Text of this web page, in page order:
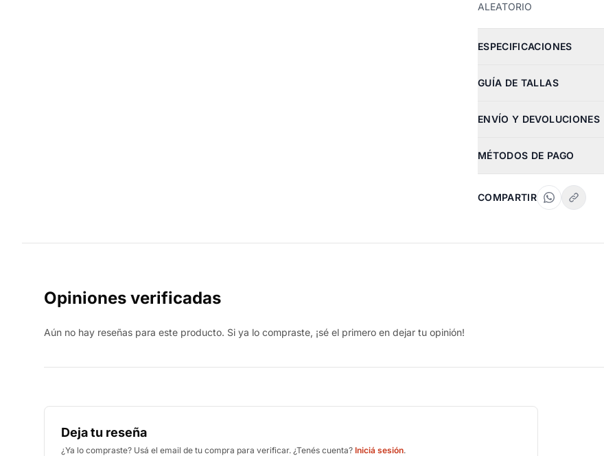
ALEATORIO
ESPECIFICACIONES
GUÍA DE TALLAS
ENVÍO Y DEVOLUCIONES
MÉTODOS DE PAGO
COMPARTIR
Opiniones verificadas
Aún no hay reseñas para este producto. Si ya lo compraste, ¡sé el primero en dejar tu opinión!
Deja tu reseña
¿Ya lo compraste? Usá el email de tu compra para verificar. ¿Tenés cuenta? Iniciá sesión.